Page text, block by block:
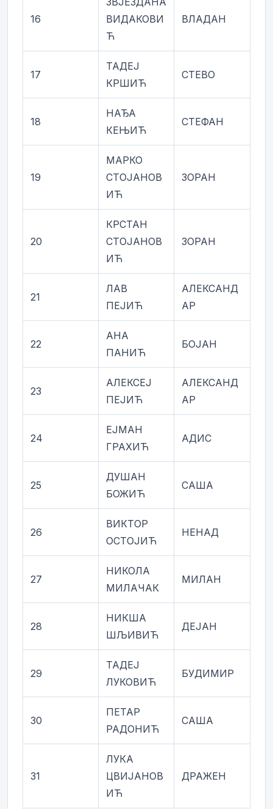
16
ВИДАКОВИ
Ћ
ВЛАДАН
17
ТАДЕЈ
КРШИЋ
СТЕВО
18
НАЂА
КЕЊИЋ
СТЕФАН
19
МАРКО
СТОЈАНОВ
ИЋ
ЗОРАН
20
КРСТАН
СТОЈАНОВ
ИЋ
ЗОРАН
21
ЛАВ
ПЕЈИЋ
АЛЕКСАНД
АР
22
АНА
ПАНИЋ
БОЈАН
23
АЛЕКСЕЈ
ПЕЈИЋ
АЛЕКСАНД
АР
24
ЕЈМАН
ГРАХИЋ
АДИС
25
ДУШАН
БОЖИЋ
САША
26
ВИКТОР
ОСТОЈИЋ
НЕНАД
27
НИКОЛА
МИЛАЧАК
МИЛАН
28
НИКША
ШЉИВИЋ
ДЕЈАН
29
ТАДЕЈ
ЛУКОВИЋ
БУДИМИР
30
ПЕТАР
РАДОНИЋ
САША
31
ЛУКА
ЦВИЈАНОВ
ИЋ
ДРАЖЕН